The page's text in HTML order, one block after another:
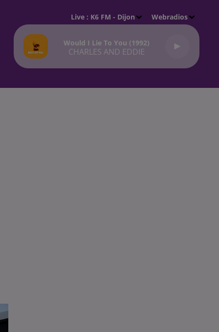
Live : K6 FM - Dijon Webradios
Would I Lie To You (1992)
CHARLES AND EDDIE